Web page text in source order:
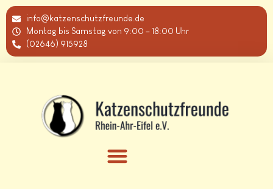
info@katzenschutzfreunde.de
Montag bis Samstag von 9:00 – 18:00 Uhr
(02646) 915928